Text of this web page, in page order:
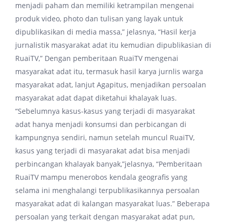
menjadi paham dan memiliki ketrampilan mengenai
produk video, photo dan tulisan yang layak untuk
dipublikasikan di media massa,” jelasnya, “Hasil kerja
jurnalistik masyarakat adat itu kemudian dipublikasian di
RuaiTV,” Dengan pemberitaan RuaiTV mengenai
masyarakat adat itu, termasuk hasil karya jurnlis warga
masyarakat adat, lanjut Agapitus, menjadikan persoalan
masyarakat adat dapat diketahui khalayak luas.
“Sebelumnya kasus-kasus yang terjadi di masyarakat
adat hanya menjadi konsumsi dan perbicangan di
kampungnya sendiri, namun setelah muncul RuaiTV,
kasus yang terjadi di masyarakat adat bisa menjadi
perbincangan khalayak banyak,”jelasnya, “Pemberitaan
RuaiTV mampu menerobos kendala geografis yang
selama ini menghalangi terpublikasikannya persoalan
masyarakat adat di kalangan masyarakat luas.” Beberapa
persoalan yang terkait dengan masyarakat adat pun,